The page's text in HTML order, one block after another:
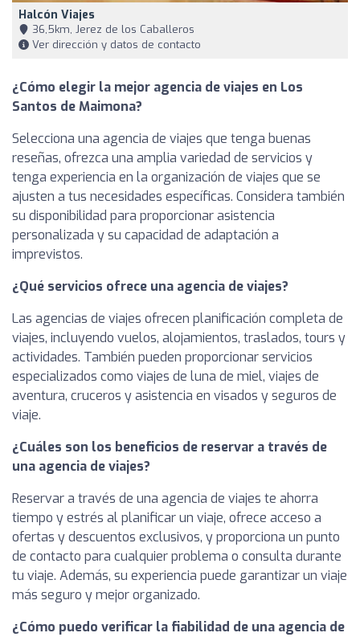
Halcón Viajes
36,5km, Jerez de los Caballeros
Ver dirección y datos de contacto
¿Cómo elegir la mejor agencia de viajes en Los
Santos de Maimona?
Selecciona una agencia de viajes que tenga buenas
reseñas, ofrezca una amplia variedad de servicios y
tenga experiencia en la organización de viajes que se
ajusten a tus necesidades específicas. Considera también
su disponibilidad para proporcionar asistencia
personalizada y su capacidad de adaptación a
imprevistos.
¿Qué servicios ofrece una agencia de viajes?
Las agencias de viajes ofrecen planificación completa de
viajes, incluyendo vuelos, alojamientos, traslados, tours y
actividades. También pueden proporcionar servicios
especializados como viajes de luna de miel, viajes de
aventura, cruceros y asistencia en visados y seguros de
viaje.
¿Cuáles son los beneficios de reservar a través de
una agencia de viajes?
Reservar a través de una agencia de viajes te ahorra
tiempo y estrés al planificar un viaje, ofrece acceso a
ofertas y descuentos exclusivos, y proporciona un punto
de contacto para cualquier problema o consulta durante
tu viaje. Además, su experiencia puede garantizar un viaje
más seguro y mejor organizado.
¿Cómo puedo verificar la fiabilidad de una agencia de